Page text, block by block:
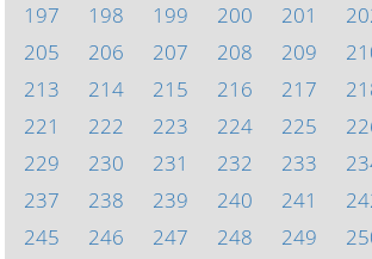
197
198 199 200 201
205
206 207 208 209
213
214 215 216 217
221
222 223 224 225
229
230 231 232 233
237
238 239 240 241
245
246 247 248 249